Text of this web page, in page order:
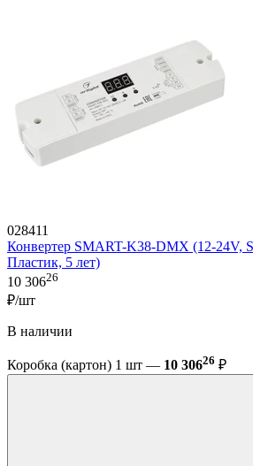
028411
Конвертер SMART-K38-DMX (12-24V,
Пластик, 5 лет)
10 30626
₽/шт
В наличии
Коробка (картон) 1 шт — 10 30626 ₽